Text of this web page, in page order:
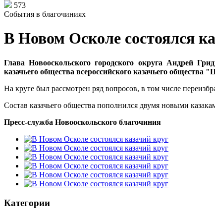
573
События в благочиниях
В Новом Осколе состоялся
Глава Новооскольского городского округа Андрей
казачьего общества всероссийского казачьего общества
На круге был рассмотрен ряд вопросов, в том числе
Состав казачьего общества пополнился двумя новыми
Пресс-служба Новооскольского благочиния
Категории